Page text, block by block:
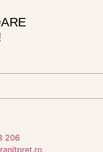
206